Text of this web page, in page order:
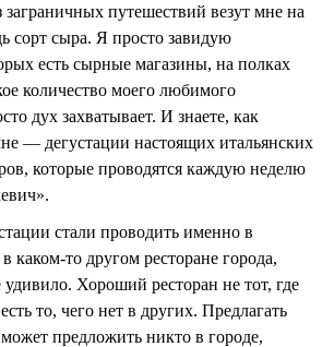
заграничных путешествий везут мне на
сорт сыра. Я просто завидую
есть сырные магазины, на полках
количество моего любимого
дух захватывает. И знаете, как
— дегустации настоящих итальянских
которые проводятся каждую неделю
стали проводить именно в
каком-то другом ресторане города,
удивило. Хороший ресторан не тот, где
есть то, чего нет в других. Предлагать
предложить никто в городе,